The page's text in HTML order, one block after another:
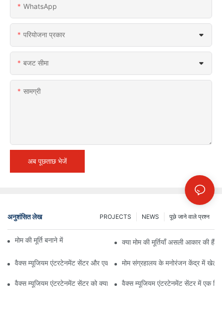
WhatsApp
परियोजना प्रकार
बजट सीमा
सामग्री
अब पूछताछ भेजें
अनुशंसित लेख पूछे जाने वाले प्रश्न
NEWS
PROJECTS
मोम की मूर्ति बनाने में कितना समय लगता है? क्या मोम की मूर्तियाँ असली आकार की हैं?
वैक्स म्यूजियम एंटरटेनमेंट सेंटर और एक सामान्य म्यूजियम के बीच अंतर | DXDF आर्ट
मोम संग्रहालय के मनोरंजन केंद्र में खेल
वैक्स म्यूजियम एंटरटेनमेंट सेंटर को क्या चीज़ अनोखा बनाती है? | DXDF आर्ट
वैक्स म्यूजियम एंटरटेनमेंट सेंटर में एक